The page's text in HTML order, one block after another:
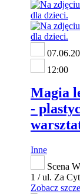
12:00
Magia
-
Inne
Scena
1 / ul. Za
Zobacz